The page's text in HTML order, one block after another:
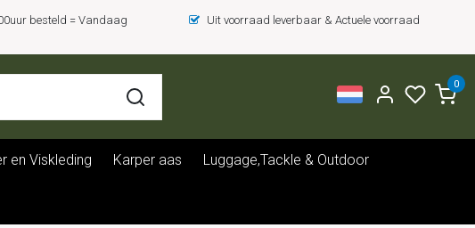
besteld = Vandaag
Uit voorraad leverbaar & Actuele voorraad
0
en Viskleding Karper aas Luggage,Tackle & Outdoor